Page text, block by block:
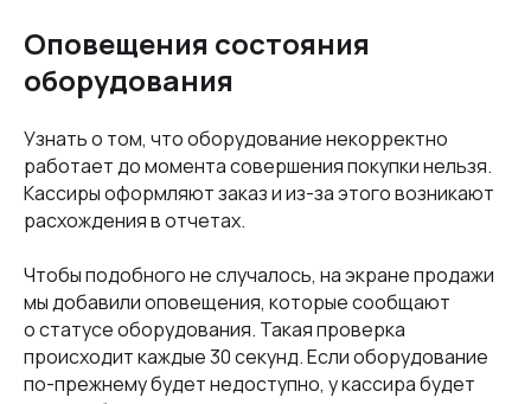
Оповещения состояния
оборудования
Узнать о том, что оборудование некорректно
работает до момента совершения покупки нельзя.
Кассиры оформляют заказ и из-за этого возникают
расхождения в отчетах.
Чтобы подобного не случалось, на экране продажи
мы добавили оповещения, которые сообщают
о статусе оборудования. Такая проверка
происходит каждые 30 секунд. Если оборудование
по-прежнему будет недоступно, у кассира будет